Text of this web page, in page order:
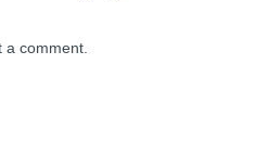
a comment.